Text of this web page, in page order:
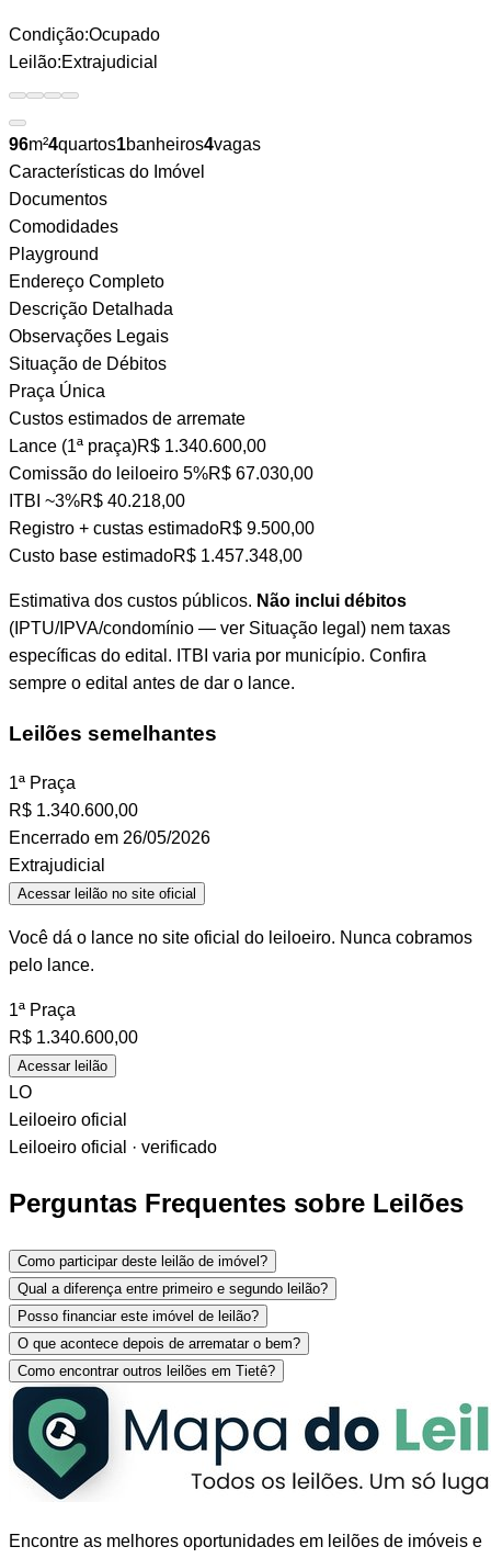
Condição:Ocupado
Leilão:Extrajudicial
96m²4quartos1banheiros4vagas
Características do Imóvel
Documentos
Comodidades
Playground
Endereço Completo
Descrição Detalhada
Observações Legais
Situação de Débitos
Praça Única
Custos estimados de arremate
Lance (1ª praça)R$ 1.340.600,00
Comissão do leiloeiro 5%R$ 67.030,00
ITBI ~3%R$ 40.218,00
Registro + custas estimadoR$ 9.500,00
Custo base estimadoR$ 1.457.348,00
Estimativa dos custos públicos. Não inclui débitos
(IPTU/IPVA/condomínio — ver Situação legal) nem taxas
específicas do edital. ITBI varia por município. Confira
sempre o edital antes de dar o lance.
Leilões semelhantes
1ª Praça
R$ 1.340.600,00
Encerrado em 26/05/2026
Extrajudicial
Acessar leilão no site oficial
Você dá o lance no site oficial do leiloeiro. Nunca cobramos
pelo lance.
1ª Praça
R$ 1.340.600,00
Acessar leilão
LO
Leiloeiro oficial
Leiloeiro oficial · verificado
Perguntas Frequentes sobre Leilões
Como participar deste leilão de imóvel?
Qual a diferença entre primeiro e segundo leilão?
Posso financiar este imóvel de leilão?
O que acontece depois de arrematar o bem?
Como encontrar outros leilões em Tietê?
Encontre as melhores oportunidades em leilões de imóveis e